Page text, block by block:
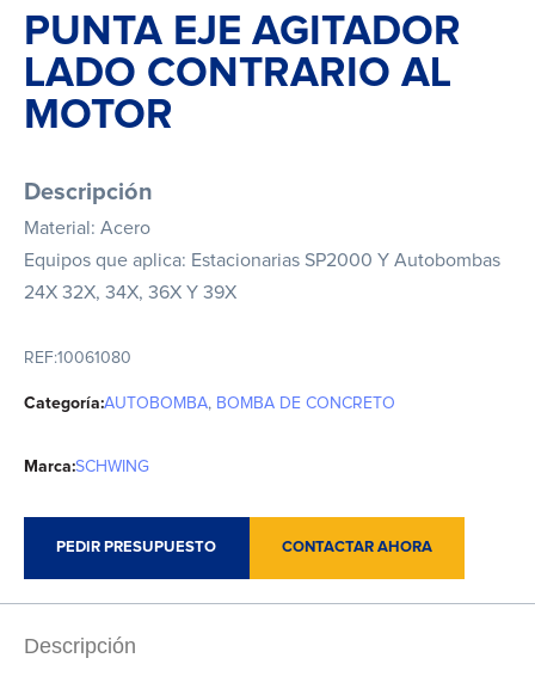
PUNTA EJE AGITADOR
LADO CONTRARIO AL
MOTOR
Descripción
Material: Acero
Equipos que aplica: Estacionarias SP2000 Y Autobombas
24X 32X, 34X, 36X Y 39X
REF:10061080
Categoría:AUTOBOMBA, BOMBA DE CONCRETO
Marca:SCHWING
PEDIR PRESUPUESTO CONTACTAR AHORA
Descripción